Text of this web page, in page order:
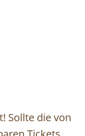
Sollte die von